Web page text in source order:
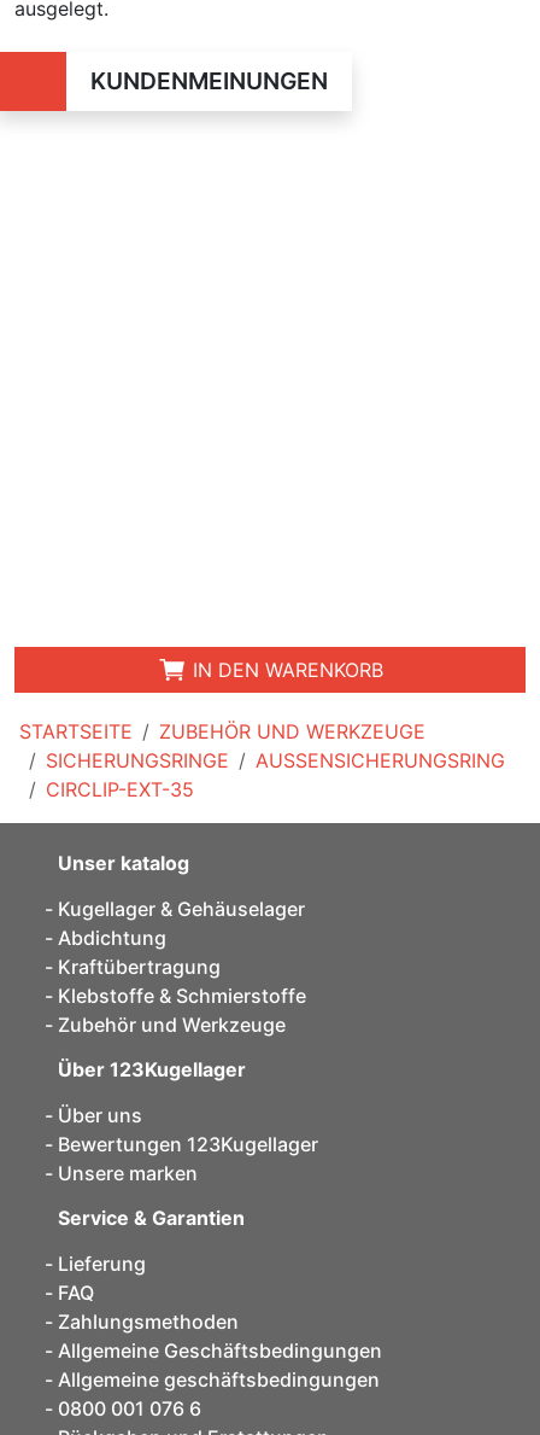
STARTSEITE
ZUBEHÖR UND WERKZEUGE
SICHERUNGSRINGE
AUSSENSICHERUNGSRING
CIRCLIP-EXT-35
ausgelegt.
KUNDENMEINUNGEN
IN DEN WARENKORB
Unser katalog
Kugellager & Gehäuselager
Abdichtung
Kraftübertragung
Klebstoffe & Schmierstoffe
Zubehör und Werkzeuge
Über 123Kugellager
Über uns
Bewertungen 123Kugellager
Unsere marken
Service & Garantien
Lieferung
FAQ
Zahlungsmethoden
Allgemeine Geschäftsbedingungen
Allgemeine geschäftsbedingungen
0800 001 076 6